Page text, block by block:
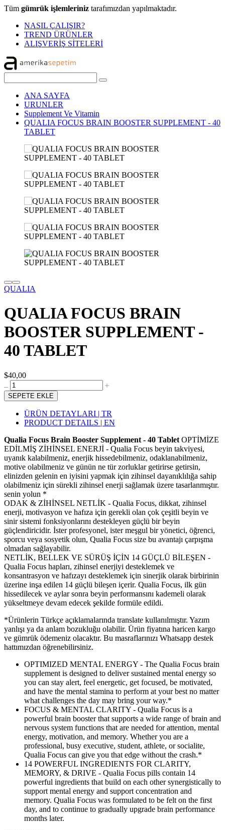
Tüm gümrük işlemleriniz tarafımızdan yapılmaktadır.
NASIL ÇALIŞIR?
TREND ÜRÜNLER
ALIŞVERİŞ SİTELERİ
ANA SAYFA
URUNLER
Supplement Ve Vitamin
QUALIA FOCUS BRAIN BOOSTER SUPPLEMENT - 40
TABLET
QUALIA
QUALIA FOCUS BRAIN
BOOSTER SUPPLEMENT -
40 TABLET
$40,00
SEPETE EKLE
ÜRÜN DETAYLARI | TR
PRODUCT DETAILS | EN
Qualia Focus Brain Booster Supplement - 40 Tablet OPTİMİZE
EDİLMİŞ ZİHİNSEL ENERJİ - Qualia Focus beyin takviyesi,
uyanık kalabilmeniz, enerjik hissedebilmeniz, odaklanabilmeniz,
motive olabilmeniz ve günün ne tür zorluklar getirirse getirsin,
elinizden gelenin en iyisini yapmak için zihinsel dayanıklılığa sahip
olabilmeniz için sürekli zihinsel enerji sağlamak üzere tasarlanmıştır.
senin yolun *
ODAK & ZİHİNSEL NETLİK - Qualia Focus, dikkat, zihinsel
enerji, motivasyon ve hafıza için gerekli olan çok çeşitli beyin ve
sinir sistemi fonksiyonlarını destekleyen güçlü bir beyin
güçlendiricidir. İster profesyonel, ister meşgul bir yönetici, öğrenci,
sporcu veya sosyetik olun, Qualia Focus size bu avantajı çarpışma
olmadan sağlayabilir.
NETLİK, BELLEK VE SÜRÜŞ İÇİN 14 GÜÇLÜ BİLEŞEN -
Qualia Focus hapları, zihinsel enerjiyi desteklemek ve
konsantrasyon ve hafızayı desteklemek için sinerjik olarak birbirinin
üzerine inşa edilen 14 güçlü bileşen içerir. Qualia Focus, ilk gün
hissedilecek ve aylar sonra beyin performansını kademeli olarak
yükseltmeye devam edecek şekilde formüle edildi.
*Ürünlerin Türkçe açıklamalarında translate kullanılmıştır. Yazım
yanlışı ya da anlam bozukluğu olabilir. Ürün fiyatına haricen kargo
ve gümrük ödemeniz olacaktır. Bu masraflarınızı Whatsapp destek
hattımızdan öğrenebilirsiniz.
OPTIMIZED MENTAL ENERGY - The Qualia Focus brain
supplement is designed to deliver sustained mental energy so
you can stay alert, feel energetic, get focused, be motivated,
and have the mental stamina to perform at your best no matter
what challenges the day may bring your way.*
FOCUS & MENTAL CLARITY - Qualia Focus is a
powerful brain booster that supports a wide range of brain and
nervous system functions that are needed for attention, mental
energy, motivation, and memory. Whether you are a
professional, busy executive, student, athlete, or socialite,
Qualia Focus can give you that edge without the crash.*
14 POWERFUL INGREDIENTS FOR CLARITY,
MEMORY, & DRIVE - Qualia Focus pills contain 14
powerful ingredients that build on each other synergistically to
support mental energy and support concentration and
memory. Qualia Focus was formulated to be felt on the first
day, and to continue to gradually upgrade brain performance
months later.